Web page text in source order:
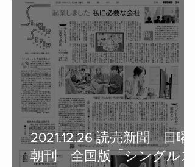
2021.12.26 読売新聞 日曜
朝刊 全国版「シングルス